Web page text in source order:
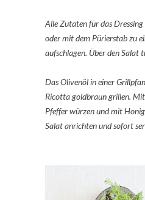
Alle Zutaten für das
oder mit dem Pürierstab zu
aufschlagen. Über den Salat
Das Olivenöl in einer
Ricotta goldbraun grillen.
Pfeffer würzen und mit
Salat anrichten und sofort